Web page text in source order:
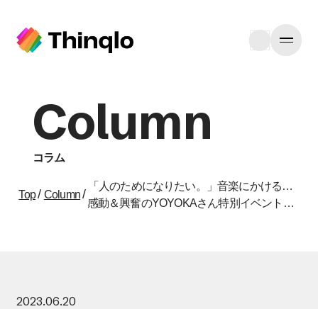
Column
コラム
Top/ Column/
「人のためになりたい。」音楽にかける思いと夢とは。
感動＆興奮のYOYOKAさん特別イベントレポート（2023年開催）
2023.06.20